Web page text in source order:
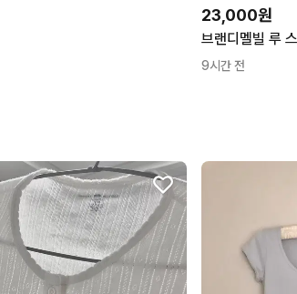
23,000원
9시간 전